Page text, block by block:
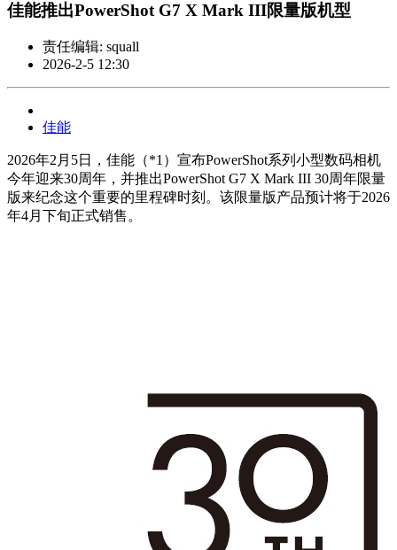
佳能推出PowerShot G7 X Mark III限量版机型
责任编辑: squall
2026-2-5 12:30
佳能
2026年2月5日，佳能（*1）宣布PowerShot系列小型数码相机
今年迎来30周年，并推出PowerShot G7 X Mark III 30周年限量
版来纪念这个重要的里程碑时刻。该限量版产品预计将于2026
年4月下旬正式销售。